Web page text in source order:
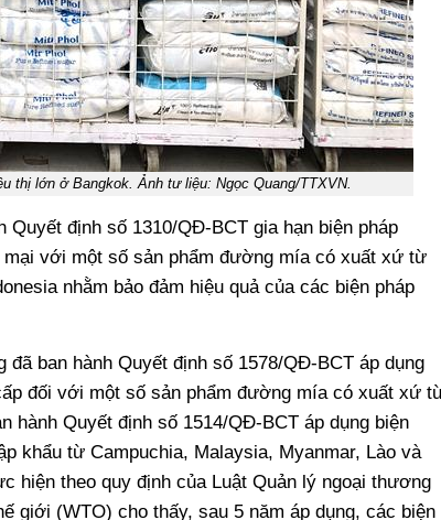
thị lớn ở Bangkok. Ảnh tư liệu: Ngọc Quang/TTXVN.
Quyết định số 1310/QĐ-BCT gia hạn biện pháp
với một số sản phẩm đường mía có xuất xứ từ
nhằm bảo đảm hiệu quả của các biện pháp
ban hành Quyết định số 1578/QĐ-BCT áp dụng
đối với một số sản phẩm đường mía có xuất xứ
hành Quyết định số 1514/QĐ-BCT áp dụng biện
khẩu từ Campuchia, Malaysia, Myanmar, Lào và
hiện theo quy định của Luật Quản lý ngoại thương
giới (WTO) cho thấy, sau 5 năm áp dụng, các biện